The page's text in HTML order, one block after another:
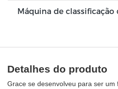
Detalhes do produto
Grace se desenvolveu para ser